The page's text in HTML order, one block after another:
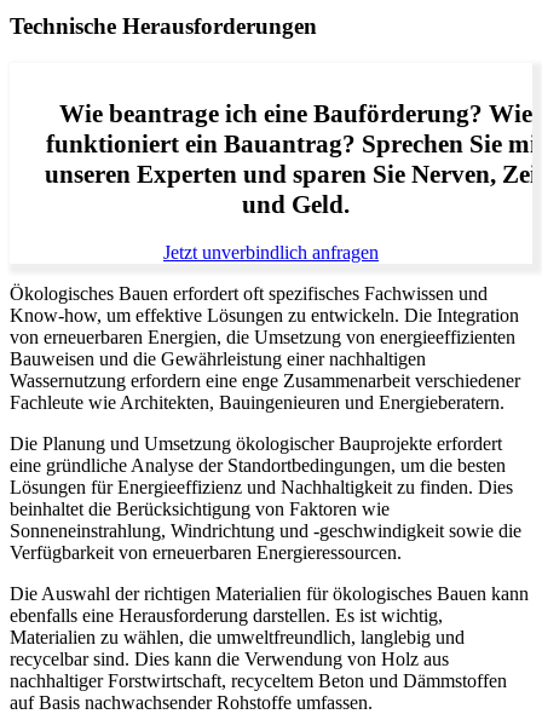
Technische Herausforderungen
Wie beantrage ich eine Bauförderung? Wie
funktioniert ein Bauantrag? Sprechen Sie
unseren Experten und sparen Sie Nerven,
und Geld.
Jetzt unverbindlich anfragen
Ökologisches Bauen erfordert oft spezifisches Fachwissen und
Know-how, um effektive Lösungen zu entwickeln. Die Integration
von erneuerbaren Energien, die Umsetzung von energieeffizienten
Bauweisen und die Gewährleistung einer nachhaltigen
Wassernutzung erfordern eine enge Zusammenarbeit verschiedener
Fachleute wie Architekten, Bauingenieuren und Energieberatern.
Die Planung und Umsetzung ökologischer Bauprojekte erfordert
eine gründliche Analyse der Standortbedingungen, um die besten
Lösungen für Energieeffizienz und Nachhaltigkeit zu finden. Dies
beinhaltet die Berücksichtigung von Faktoren wie
Sonneneinstrahlung, Windrichtung und -geschwindigkeit sowie die
Verfügbarkeit von erneuerbaren Energieressourcen.
Die Auswahl der richtigen Materialien für ökologisches Bauen kann
ebenfalls eine Herausforderung darstellen. Es ist wichtig,
Materialien zu wählen, die umweltfreundlich, langlebig und
recycelbar sind. Dies kann die Verwendung von Holz aus
nachhaltiger Forstwirtschaft, recyceltem Beton und Dämmstoffen
auf Basis nachwachsender Rohstoffe umfassen.